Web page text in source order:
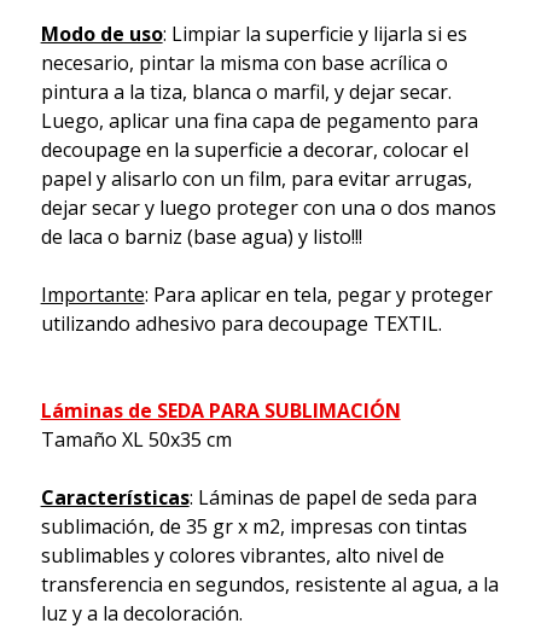
Modo de uso: Limpiar la superficie y lijarla si es
necesario, pintar la misma con base acrílica o
pintura a la tiza, blanca o marfil, y dejar secar.
Luego, aplicar una fina capa de pegamento para
decoupage en la superficie a decorar, colocar el
papel y alisarlo con un film, para evitar arrugas,
dejar secar y luego proteger con una o dos manos
de laca o barniz (base agua) y listo!!!
Importante: Para aplicar en tela, pegar y proteger
utilizando adhesivo para decoupage TEXTIL.
Láminas de SEDA PARA SUBLIMACIÓN
Tamaño XL 50x35 cm
Características: Láminas de papel de seda para
sublimación, de 35 gr x m2, impresas con tintas
sublimables y colores vibrantes, alto nivel de
transferencia en segundos, resistente al agua, a la
luz y a la decoloración.